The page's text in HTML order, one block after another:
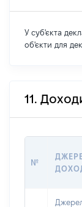
У суб'єкта
об'єкти для
11.
№